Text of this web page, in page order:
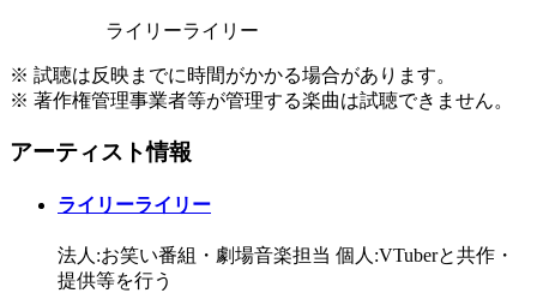
ライリーライリー
※ 試聴は反映までに時間がかかる場合があります。
※ 著作権管理事業者等が管理する楽曲は試聴できません。
アーティスト情報
ライリーライリー
法人:お笑い番組・劇場音楽担当 個人:VTuberと共作・
提供等を行う